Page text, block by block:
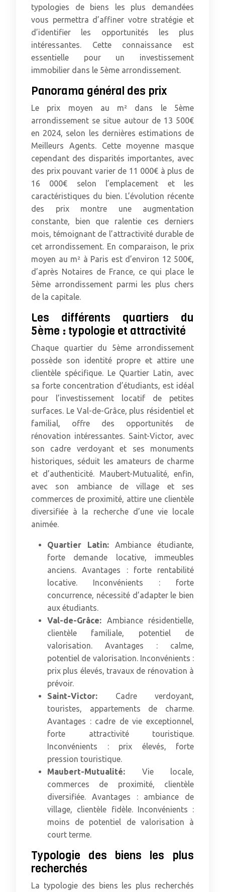
typologies de biens les plus demandées
vous permettra d’affiner votre stratégie et
d’identifier les opportunités les plus
intéressantes. Cette connaissance est
essentielle pour un investissement
immobilier dans le 5ème arrondissement.
Panorama général des prix
Le prix moyen au m² dans le 5ème
arrondissement se situe autour de 13 500€
en 2024, selon les dernières estimations de
Meilleurs Agents. Cette moyenne masque
cependant des disparités importantes, avec
des prix pouvant varier de 11 000€ à plus de
16 000€ selon l’emplacement et les
caractéristiques du bien. L’évolution récente
des prix montre une augmentation
constante, bien que ralentie ces derniers
mois, témoignant de l’attractivité durable de
cet arrondissement. En comparaison, le prix
moyen au m² à Paris est d’environ 12 500€,
d’après Notaires de France, ce qui place le
5ème arrondissement parmi les plus chers
de la capitale.
Les différents quartiers du
5ème : typologie et attractivité
Chaque quartier du 5ème arrondissement
possède son identité propre et attire une
clientèle spécifique. Le Quartier Latin, avec
sa forte concentration d’étudiants, est idéal
pour l’investissement locatif de petites
surfaces. Le Val-de-Grâce, plus résidentiel et
familial, offre des opportunités de
rénovation intéressantes. Saint-Victor, avec
son cadre verdoyant et ses monuments
historiques, séduit les amateurs de charme
et d’authenticité. Maubert-Mutualité, enfin,
avec son ambiance de village et ses
commerces de proximité, attire une clientèle
diversifiée à la recherche d’une vie locale
animée.
Quartier Latin: Ambiance étudiante,
forte demande locative, immeubles
anciens. Avantages : forte rentabilité
locative. Inconvénients : forte
concurrence, nécessité d’adapter le bien
aux étudiants.
Val-de-Grâce: Ambiance résidentielle,
clientèle familiale, potentiel de
valorisation. Avantages : calme,
potentiel de valorisation. Inconvénients :
prix plus élevés, travaux de rénovation à
prévoir.
Saint-Victor: Cadre verdoyant,
touristes, appartements de charme.
Avantages : cadre de vie exceptionnel,
forte attractivité touristique.
Inconvénients : prix élevés, forte
pression touristique.
Maubert-Mutualité: Vie locale,
commerces de proximité, clientèle
diversifiée. Avantages : ambiance de
village, clientèle fidèle. Inconvénients :
moins de potentiel de valorisation à
court terme.
Typologie des biens les plus
recherchés
La typologie des biens les plus recherchés